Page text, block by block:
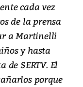
cada vez
de la prensa
a Martinelli
y hasta
SERTV. El
porque